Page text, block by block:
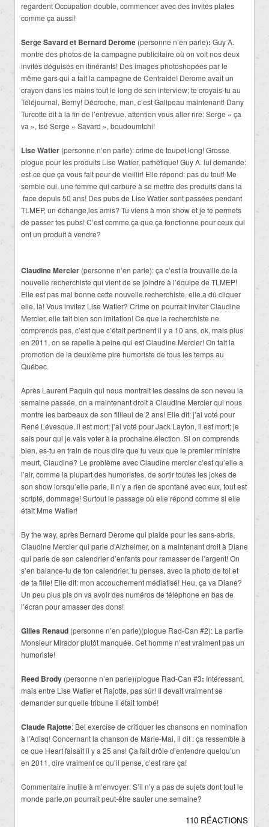
regardent Occupation double, commencer avec des invités plates
comme ça aussi!
Serge Savard et Bernard Derome (personne n’en parle): Guy A.
montre des photos de la campagne publicitaire où on voit nos deux
invités déguisés en itinérants! Des images photoshopées par le
même gars qui a fait la campagne de Centraide! Derome avait un
crayon dans les mains tout le long de son interview; te croyais-tu au
Téléjournal, Berny! Décroche, man, c’est Galipeau maintenant! Dany
Turcotte dit à la fin de l’entrevue, attention vous aller rire: Serge « ça
va », tsé Serge « Savard », boudoumtchi!
Lise Watier (personne n’en parle): crime de toupet long! Grosse
plogue pour les produits Lise Watier, pathétique! Guy A. lui demande:
est-ce que ça vous fait peur de vieillir! Elle répond: pas du tout! Me
semble oui, une femme qui carbure à se mettre des produits dans la
face depuis 50 ans! Des pubs de Lise Watier sont passées pendant
TLMEP, un échange,les amis? Tu viens à mon show et je te permets
de passer tes pubs! C’est comme ça que ça fonctionne pour ceux qui
ont un produit à vendre?
Claudine Mercier (personne n’en parle): ça c’est la trouvaille de la
nouvelle recherchiste qui vient de se joindre à l’équipe de TLMEP!
Elle est pas mal bonne cette nouvelle recherchiste, elle a dû cliquer
elle, là! Vous invitez Lise Watier? Crime on pourrait inviter Claudine
Mercier, elle fait bien son imitation! Ce que la recherchiste ne
comprends pas, c’est que c’était pertinent il y a 10 ans, ok, mais plus
en 2011, on se rapelle à peine qui est Claudine Mercier! On fait la
promotion de la deuxième pire humoriste de tous les temps au
Québec.
Après Laurent Paquin qui nous montrait les dessins de son neveu la
semaine passée, on a maintenant droit à Claudine Mercier qui nous
montre les barbeaux de son fillleul de 2 ans! Elle dit: j’ai voté pour
René Lévesque, il est mort; j’ai voté pour Jack Layton, il est mort; je
sais pour qui je vais voter à la prochaine élection. Si on comprends
bien, es-tu en train de nous dire que tu veux que le premier ministre
meurt, Claudine? Le problème avec Claudine mercier c’est qu’elle a
l’air, comme la plupart des humoristes, de sortir toutes les jokes de
son show lorsqu’elle parle, il n’y a rien de spontané avec eux, tout est
scripté, dommage! Surtout le passage où elle répond comme si elle
était Mme Watier!
By the way, après Bernard Derome qui plaide pour les sans-abris,
Claudine Mercier qui parle d’Alzheimer, on a maintenant droit à Diane
qui parle de son calendrier d’enfants pour ramasser de l’argent! On
s’en balance-tu de ton calendrier, tu penses, avec la photo de toi et
de ta fille! Elle dit: mon accouchement médiatisé! Heu, ça va Diane?
Un peu plus pis on va avoir des numéros de téléphone en bas de
l’écran pour amasser des dons!
Gilles Renaud (personne n’en parle)(plogue Rad-Can #2): La partie
Monsieur Mirador plutôt manquée. Cet homme n’est vraiment pas un
humoriste!
Reed Brody (personne n’en parle)(plogue Rad-Can #3: Intéressant,
mais entre Lise Watier et Rajotte, pas sûr! Il devait vraiment se
demander sur quelle tribune il était tombé!
Claude Rajotte: Bel exercise de critiquer les chansons en nomination
à l’Adisq! Concernant la chanson de Marie-Mai, il dit : ça ressemble à
ce que Heart faisait il y a 25 ans! Ça fait drôle d’entendre quelqu’un
en 2011, dire vraiment ce qu’il pense, c’est rare ça!
Commentaire inutile à m’envoyer: S’il n’y a pas de sujets dont tout le
monde parle,on pourrait peut-être sauter une semaine?
110 RÉACTIONS